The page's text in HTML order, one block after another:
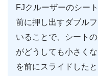
FJクルーザーのシー
前に押し出すダブル
いることで、シート
がどうしても小さく
を前にスライドした